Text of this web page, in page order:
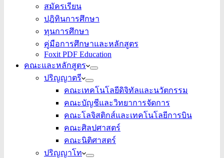
สมัครเรียน
ปฎิทินการศึกษา
ทุนการศึกษา
คู่มือการศึกษาและหลักสูตร
Foxit PDF Education
คณะและหลักสูตร
ปริญญาตรี
คณะเทคโนโลยีดิจิทัลและนวัตกรรม
คณะบัญชีและวิทยาการจัดการ
คณะโลจิสติกส์และเทคโนโลยีการบิน
คณะศิลปศาสตร์
คณะนิติศาสตร์
ปริญญาโท